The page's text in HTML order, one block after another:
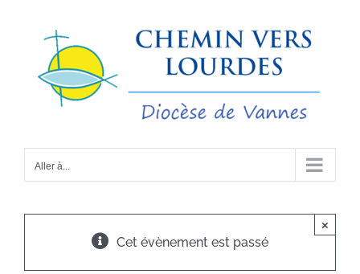
contenu
Aller à...
Cet évènement est passé
×